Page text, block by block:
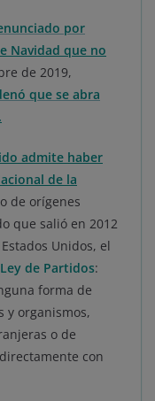
por
Navidad que no
de 2019,
que se abra
.
admite haber
de la
de orígenes
que salió en 2012
Unidos, el
Ley de Partidos:
forma de
y organismos,
o de
con